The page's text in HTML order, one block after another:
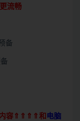
流畅
备
内容⇑⇑⇑⇑和 电脑